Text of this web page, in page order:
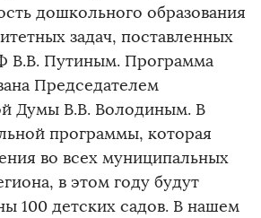
дошкольного образования
задач, поставленных
В.В. Путиным. Программа
Председателем
Думы В.В. Володиным. В
программы, которая
во всех муниципальных
в этом году будут
100 детских садов. В нашем